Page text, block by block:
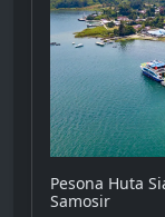
Pesona Huta
Samosir